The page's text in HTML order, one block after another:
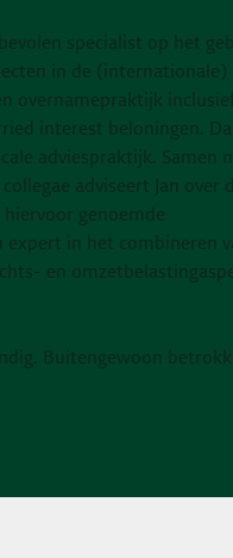
specialist op het
in de (internationale)
overnamepraktijk
interest beloningen.
adviespraktijk. Samen
adviseert Jan over
hiervoor genoemde
expert in het combineren
en
Buitengewoon